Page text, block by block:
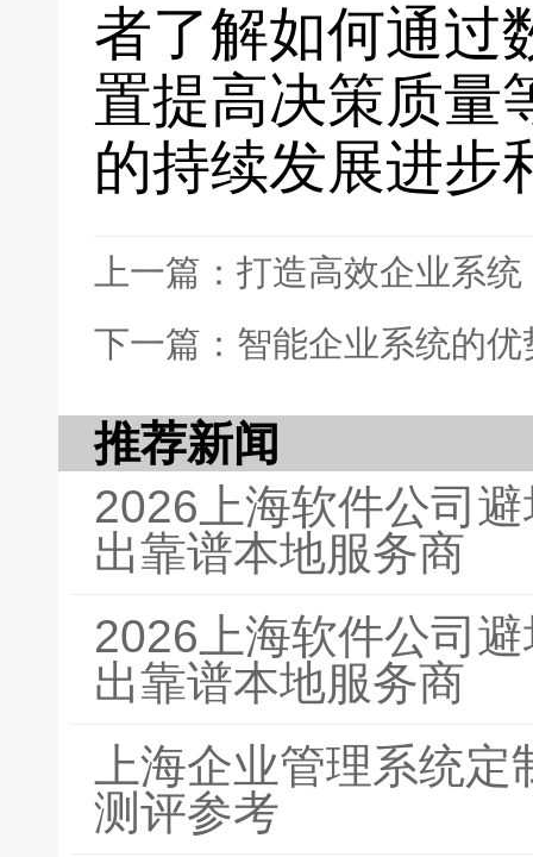
者了解如何通过
置提高决策质量
的持续发展进步
上一篇：打造高效企业系
下一篇：智能企业系统的
推荐新闻
2026上海软件公司
出靠谱本地服务商
2026上海软件公司
出靠谱本地服务商
上海企业管理系统
测评参考